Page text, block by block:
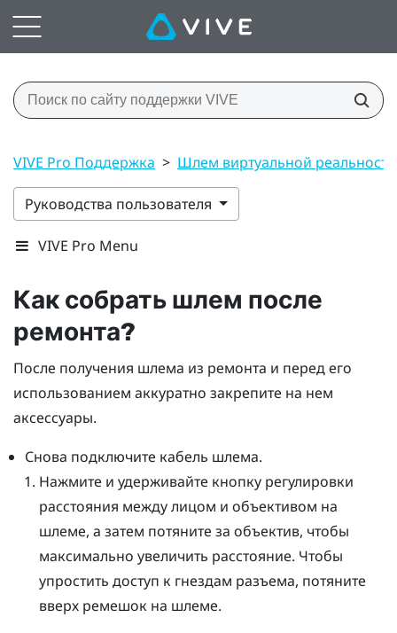
VIVE Pro Поддержка > Шлем виртуальной
Руководства пользователя
VIVE Pro Menu
Как собрать шлем после
ремонта?
После получения шлема из ремонта и перед его
использованием аккуратно закрепите на нем
аксессуары.
Снова подключите кабель шлема.
Нажмите и удерживайте кнопку регулировки
расстояния между лицом и объективом на
шлеме, а затем потяните за объектив, чтобы
максимально увеличить расстояние. Чтобы
упростить доступ к гнездам разъема, потяните
вверх ремешок на шлеме.